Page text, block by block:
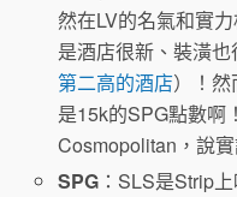
然在LV的名氣和實
是酒店很新、裝潢
第二高的酒店）！
是15k的SPG點數啊
Cosmopolitan，說
SPG ：SLS是Strip